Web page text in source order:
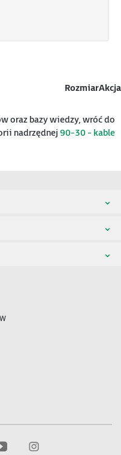
RozmiarAkcja
oraz bazy wiedzy, wróć do
nadrzędnej 90-30 - kable